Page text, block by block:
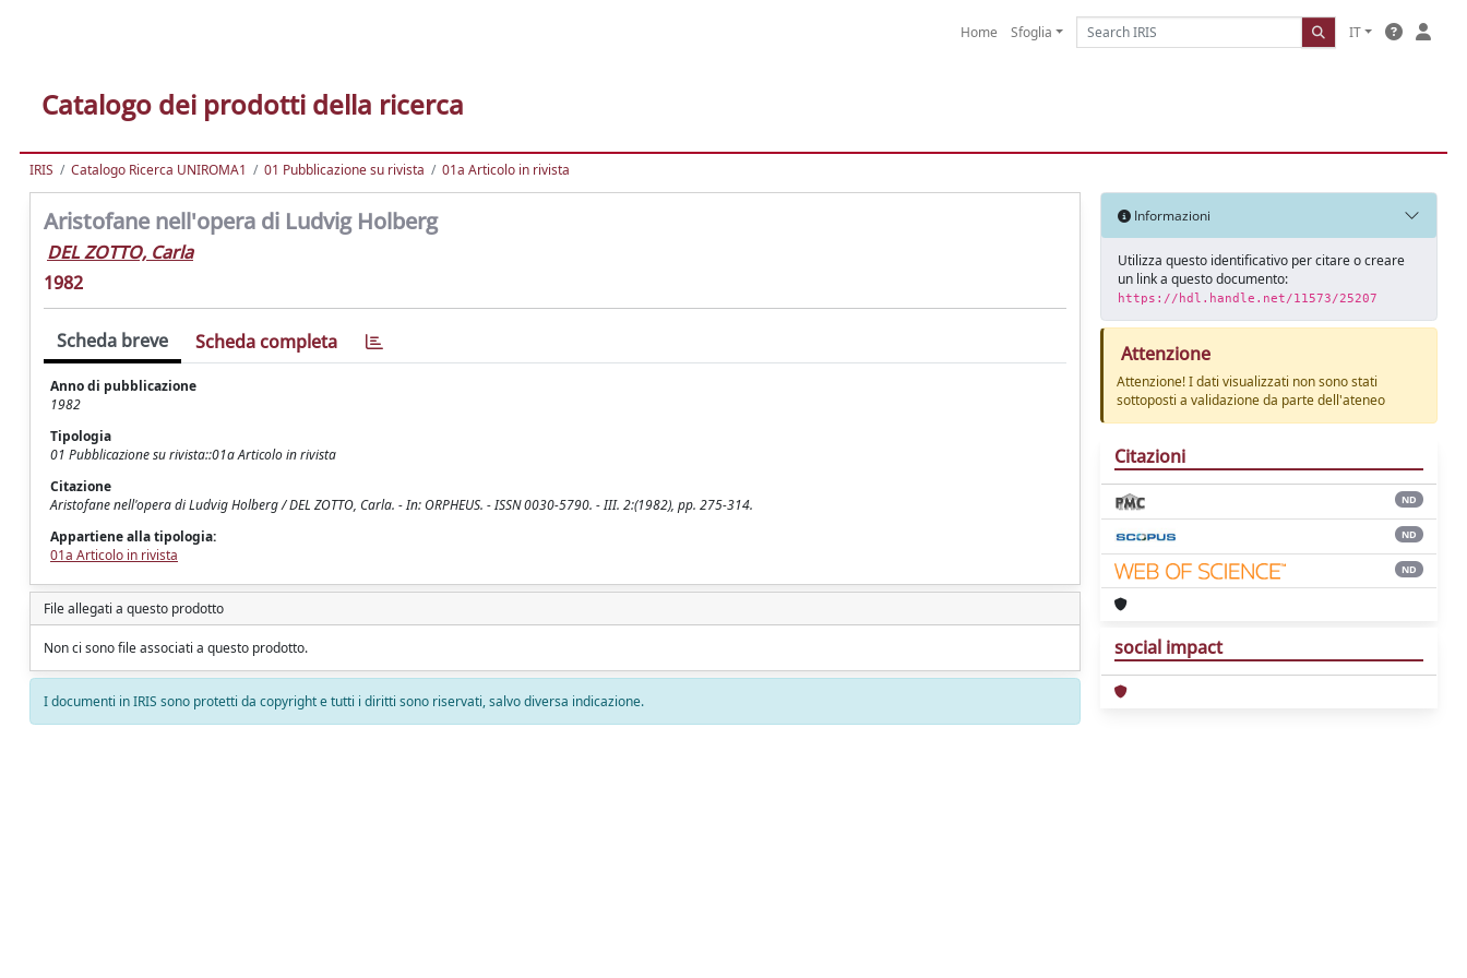
Home Sfoglia IT
Catalogo dei prodotti della ricerca
IRIS Catalogo Ricerca UNIROMA1 01 Pubblicazione su rivista 01a Articolo in rivista
Aristofane nell'opera di Ludvig Holberg
DEL ZOTTO, Carla
1982
Scheda breve Scheda completa
Anno di pubblicazione
1982
Tipologia
01 Pubblicazione su rivista::01a Articolo in rivista
Citazione
Aristofane nell'opera di Ludvig Holberg / DEL ZOTTO, Carla. - In: ORPHEUS. - ISSN 0030-5790. - III. 2:(1982), pp. 275-314.
Appartiene alla tipologia:
01a Articolo in rivista
File allegati a questo prodotto
Non ci sono file associati a questo prodotto.
I documenti in IRIS sono protetti da copyright e tutti i diritti sono riservati, salvo diversa indicazione.
Informazioni
Utilizza questo identificativo per citare o creare
un link a questo documento:
https://hdl.handle.net/11573/25207
Attenzione
Attenzione! I dati visualizzati non sono stati
sottoposti a validazione da parte dell'ateneo
Citazioni
ND
ND
ND
social impact